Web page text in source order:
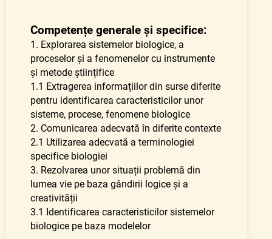
Competențe generale și specifice:
1. Explorarea sistemelor biologice, a
proceselor și a fenomenelor cu instrumente
și metode științifice
1.1 Extragerea informațiilor din surse diferite
pentru identificarea caracteristicilor unor
sisteme, procese, fenomene biologice
2. Comunicarea adecvată în diferite contexte
2.1 Utilizarea adecvată a terminologiei
specifice biologiei
3. Rezolvarea unor situații problemă din
lumea vie pe baza gândirii logice și a
creativității
3.1 Identificarea caracteristicilor sistemelor
biologice pe baza modelelor